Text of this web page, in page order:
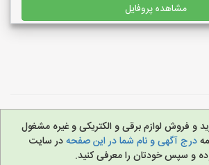
مشاهده پروفایل
و فروش لوازم برقی و الکتریکی و غیره مشغول
درج آگهی و نام شما در این صفحهدر سایت
و سپس خودتان را معرفی کنید.